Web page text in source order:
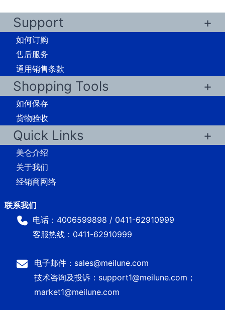
Support
如何订购
售后服务
通用销售条款
Shopping Tools
如何保存
货物验收
Quick Links
美仑介绍
关于我们
经销商网络
电话：4006599898 / 0411-62910999
客服热线：0411-62910999
电子邮件：sales@meilune.com
技术咨询及投诉：support1@meilune.com；
market1@meilune.com